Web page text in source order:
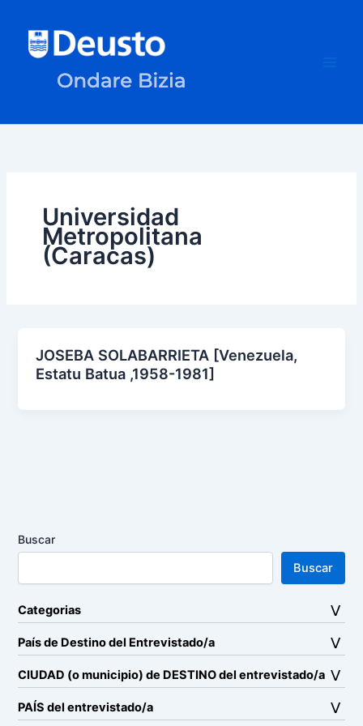
contenido
Universidad
Metropolitana
(Caracas)
JOSEBA SOLABARRIETA [Venezuela,
Estatu Batua ,1958-1981]
Buscar
Buscar
Categorias
País de Destino del Entrevistado/a
CIUDAD (o municipio) de DESTINO del entrevistado/a
PAÍS del entrevistado/a